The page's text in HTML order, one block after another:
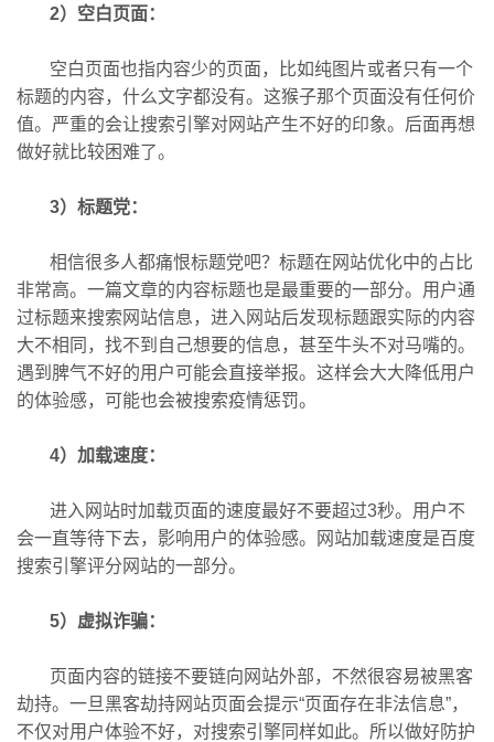
2）空白页面：
空白页面也指内容少的页面，比如纯图片或者只有一个
标题的内容，什么文字都没有。这猴子那个页面没有任何价
值。严重的会让搜索引擎对网站产生不好的印象。后面再想
做好就比较困难了。
3）标题党：
相信很多人都痛恨标题党吧？标题在网站优化中的占比
非常高。一篇文章的内容标题也是最重要的一部分。用户通
过标题来搜索网站信息，进入网站后发现标题跟实际的内容
大不相同，找不到自己想要的信息，甚至牛头不对马嘴的。
遇到脾气不好的用户可能会直接举报。这样会大大降低用户
的体验感，可能也会被搜索疫情惩罚。
4）加载速度：
进入网站时加载页面的速度最好不要超过3秒。用户不
会一直等待下去，影响用户的体验感。网站加载速度是百度
搜索引擎评分网站的一部分。
5）虚拟诈骗：
页面内容的链接不要链向网站外部，不然很容易被黑客
劫持。一旦黑客劫持网站页面会提示“页面存在非法信息”，
不仅对用户体验不好，对搜索引擎同样如此。所以做好防护